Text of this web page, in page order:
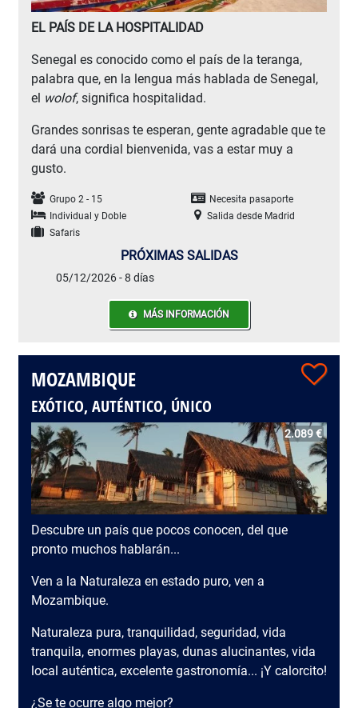
EL PAÍS DE LA HOSPITALIDAD
Senegal es conocido como el país de la teranga,
palabra que, en la lengua más hablada de Senegal,
el wolof, significa hospitalidad.
Grandes sonrisas te esperan, gente agradable que te
dará una cordial bienvenida, vas a estar muy a
gusto.
Grupo 2 - 15
Necesita pasaporte
Individual y Doble
Salida desde Madrid
Safaris
PRÓXIMAS SALIDAS
05/12/2026 - 8 días
MÁS INFORMACIÓN
MOZAMBIQUE
EXÓTICO, AUTÉNTICO, ÚNICO
2.089 €
Descubre un país que pocos conocen, del que
pronto muchos hablarán...
Ven a la Naturaleza en estado puro, ven a
Mozambique.
Naturaleza pura, tranquilidad, seguridad, vida
tranquila, enormes playas, dunas alucinantes, vida
local auténtica, excelente gastronomía... ¡Y calorcito!
¿Se te ocurre algo mejor?